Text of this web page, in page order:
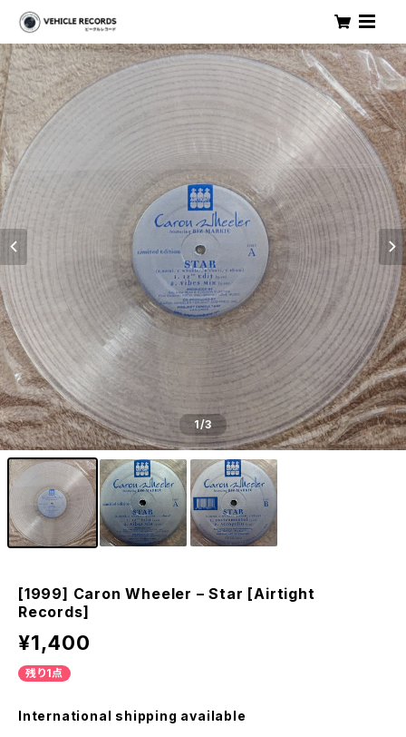
1/3
[1999] Caron Wheeler – Star [Airtight
Records]
¥1,400
残り1点
International shipping available